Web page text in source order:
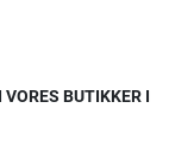
BUTIKKER I